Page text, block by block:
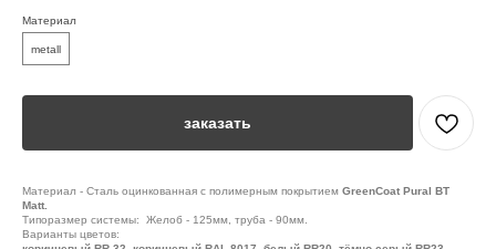
Материал
metall
заказать
Материал - Сталь оцинкованная с полимерным покрытием GreenCoat Pural BT
Matt.
Типоразмер системы: Желоб - 125мм, труба - 90мм.
Варианты цветов: